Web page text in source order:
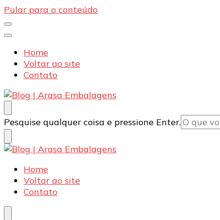
Pular para o conteúdo
Home
Voltar ao site
Contato
Blog | Arasa Embalagens
Confira conteúdos sobre embalagens para pizzas,
Procurando
algo?
Pesquise qualquer coisa e pressione Enter.
Blog | Arasa Embalagens
Confira conteúdos sobre embalagens para pizzas,
Home
Voltar ao site
Contato